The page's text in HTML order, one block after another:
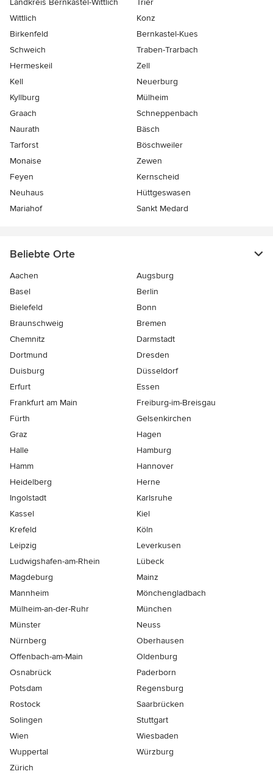
Landkreis Bernkastel-Wittlich
Trier
Wittlich
Konz
Birkenfeld
Bernkastel-Kues
Schweich
Traben-Trarbach
Hermeskeil
Zell
Kell
Neuerburg
Kyllburg
Mülheim
Graach
Schneppenbach
Naurath
Bäsch
Tarforst
Böschweiler
Monaise
Zewen
Feyen
Kernscheid
Neuhaus
Hüttgeswasen
Mariahof
Sankt Medard
Beliebte Orte
Aachen
Augsburg
Basel
Berlin
Bielefeld
Bonn
Braunschweig
Bremen
Chemnitz
Darmstadt
Dortmund
Dresden
Duisburg
Düsseldorf
Erfurt
Essen
Frankfurt am Main
Freiburg-im-Breisgau
Fürth
Gelsenkirchen
Graz
Hagen
Halle
Hamburg
Hamm
Hannover
Heidelberg
Herne
Ingolstadt
Karlsruhe
Kassel
Kiel
Krefeld
Köln
Leipzig
Leverkusen
Ludwigshafen-am-Rhein
Lübeck
Magdeburg
Mainz
Mannheim
Mönchen­gladbach
Mülheim-an-der-Ruhr
München
Münster
Neuss
Nürnberg
Oberhausen
Offenbach-am-Main
Oldenburg
Osnabrück
Paderborn
Potsdam
Regensburg
Rostock
Saarbrücken
Solingen
Stuttgart
Wien
Wiesbaden
Wuppertal
Würzburg
Zürich